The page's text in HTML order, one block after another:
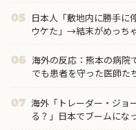
05 日本人「敷地内に勝手に
ウケた」→結末がめっち
06 海外の反応：熊本の病院
でも患者を守った医師た
07 海外「トレーダー・ジョ
る？」日本でブームにな